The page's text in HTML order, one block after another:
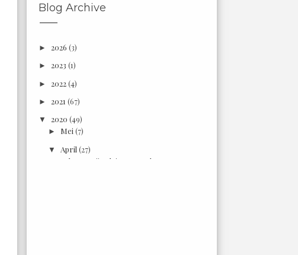
Blog Archive
► 2026 (3)
► 2023 (1)
► 2022(4)
► 2021 (67)
▼ 2020 (49)
► Mei (7)
▼ April (27)
Makam Haji Sulaiman Saudagar Kaya